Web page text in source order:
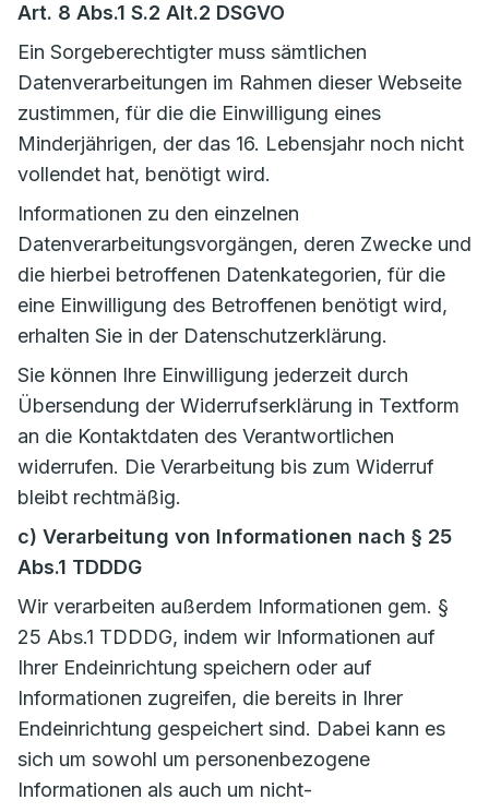
Art. 8 Abs.1 S.2 Alt.2 DSGVO
Ein Sorgeberechtigter muss sämtlichen
Datenverarbeitungen im Rahmen dieser Webseite
zustimmen, für die die Einwilligung eines
Minderjährigen, der das 16. Lebensjahr noch nicht
vollendet hat, benötigt wird.
Informationen zu den einzelnen
Datenverarbeitungsvorgängen, deren Zwecke und
die hierbei betroffenen Datenkategorien, für die
eine Einwilligung des Betroffenen benötigt wird,
erhalten Sie in der Datenschutzerklärung.
Sie können Ihre Einwilligung jederzeit durch
Übersendung der Widerrufserklärung in Textform
an die Kontaktdaten des Verantwortlichen
widerrufen. Die Verarbeitung bis zum Widerruf
bleibt rechtmäßig.
c) Verarbeitung von Informationen nach § 25
Abs.1 TDDDG
Wir verarbeiten außerdem Informationen gem. §
25 Abs.1 TDDDG, indem wir Informationen auf
Ihrer Endeinrichtung speichern oder auf
Informationen zugreifen, die bereits in Ihrer
Endeinrichtung gespeichert sind. Dabei kann es
sich um sowohl um personenbezogene
Informationen als auch um nicht-